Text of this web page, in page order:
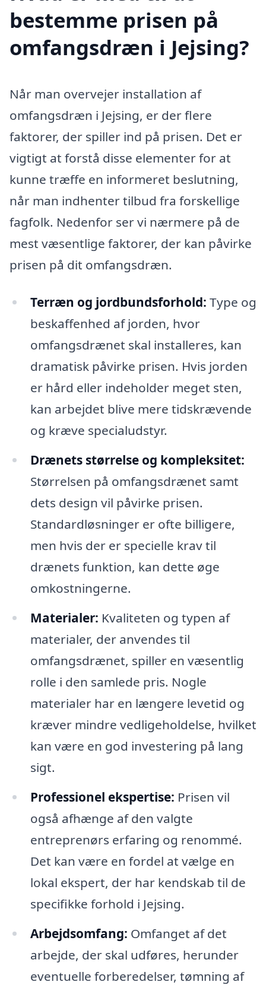
bestemme prisen på
omfangsdræn i Jejsing?
Når man overvejer installation af
omfangsdræn i Jejsing, er der flere
faktorer, der spiller ind på prisen. Det er
vigtigt at forstå disse elementer for at
kunne træffe en informeret beslutning,
når man indhenter tilbud fra forskellige
fagfolk. Nedenfor ser vi nærmere på de
mest væsentlige faktorer, der kan påvirke
prisen på dit omfangsdræn.
Terræn og jordbundsforhold: Type og
beskaffenhed af jorden, hvor
omfangsdrænet skal installeres, kan
dramatisk påvirke prisen. Hvis jorden
er hård eller indeholder meget sten,
kan arbejdet blive mere tidskrævende
og kræve specialudstyr.
Drænets størrelse og kompleksitet:
Størrelsen på omfangsdrænet samt
dets design vil påvirke prisen.
Standardløsninger er ofte billigere,
men hvis der er specielle krav til
drænets funktion, kan dette øge
omkostningerne.
Materialer: Kvaliteten og typen af
materialer, der anvendes til
omfangsdrænet, spiller en væsentlig
rolle i den samlede pris. Nogle
materialer har en længere levetid og
kræver mindre vedligeholdelse, hvilket
kan være en god investering på lang
sigt.
Professionel ekspertise: Prisen vil
også afhænge af den valgte
entreprenørs erfaring og renommé.
Det kan være en fordel at vælge en
lokal ekspert, der har kendskab til de
specifikke forhold i Jejsing.
Arbejdsomfang: Omfanget af det
arbejde, der skal udføres, herunder
eventuelle forberedelser, tømning af